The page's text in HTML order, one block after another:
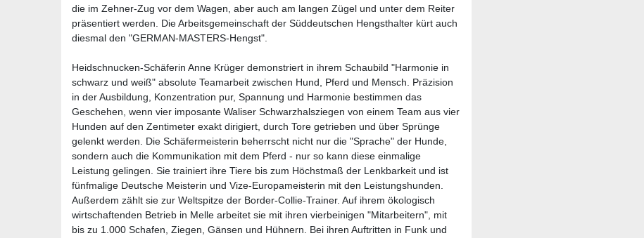
die im Zehner-Zug vor dem Wagen, aber auch am langen Zügel und unter dem Reiter
präsentiert werden. Die Arbeitsgemeinschaft der Süddeutschen Hengsthalter kürt auch
diesmal den "GERMAN-MASTERS-Hengst".
Heidschnucken-Schäferin Anne Krüger demonstriert in ihrem Schaubild "Harmonie in
schwarz und weiß" absolute Teamarbeit zwischen Hund, Pferd und Mensch. Präzision
in der Ausbildung, Konzentration pur, Spannung und Harmonie bestimmen das
Geschehen, wenn vier imposante Waliser Schwarzhalsziegen von einem Team aus vier
Hunden auf den Zentimeter exakt dirigiert, durch Tore getrieben und über Sprünge
gelenkt werden. Die Schäfermeisterin beherrscht nicht nur die "Sprache" der Hunde,
sondern auch die Kommunikation mit dem Pferd - nur so kann diese einmalige
Leistung gelingen. Sie trainiert ihre Tiere bis zum Höchstmaß der Lenkbarkeit und ist
fünfmalige Deutsche Meisterin und Vize-Europameisterin mit den Leistungshunden.
Außerdem zählt sie zur Weltspitze der Border-Collie-Trainer. Auf ihrem ökologisch
wirtschaftenden Betrieb in Melle arbeitet sie mit ihren vierbeinigen "Mitarbeitern", mit
bis zu 1.000 Schafen, Ziegen, Gänsen und Hühnern. Bei ihren Auftritten in Funk und